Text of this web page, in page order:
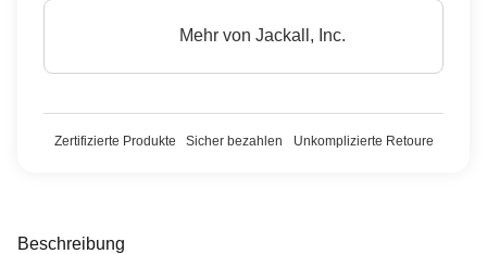
Mehr von Jackall, Inc.
Zertifizierte Produkte Sicher bezahlen Unkomplizierte Retoure
Beschreibung